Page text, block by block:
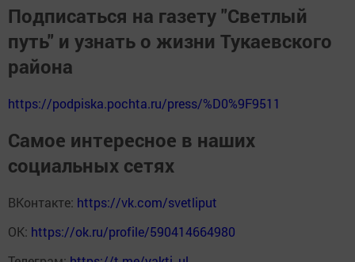
Подписаться на газету "Светлый
путь" и узнать о жизни Тукаевского
района
https://podpiska.pochta.ru/press/%D0%9F9511
Самое интересное в наших
социальных сетях
ВКонтакте: https://vk.com/svetliput
ОК: https://ok.ru/profile/590414664980